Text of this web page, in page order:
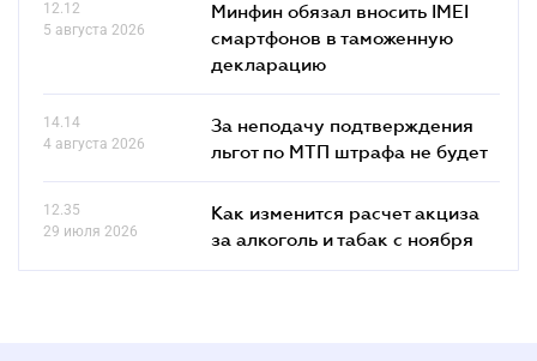
12.12
5 августа 2026
Минфин обязал вносить IMEI
смартфонов в таможенную
декларацию
14.14
4 августа 2026
За неподачу подтверждения
льгот по МТП штрафа не будет
12.35
29 июля 2026
Как изменится расчет акциза
за алкоголь и табак с ноября